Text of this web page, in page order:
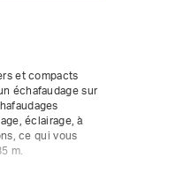
et compacts
échafaudage sur
éclairage, à
ce qui vous
m.